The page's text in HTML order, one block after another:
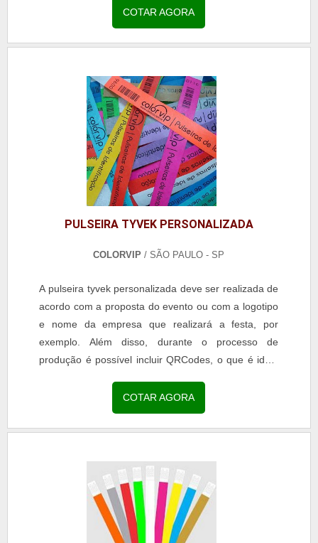
proporciona diversos benefícios para os usuários e
pode ser utilizado também para eventos adultos,
pois possui toda a elegância necessária para ofere...
COTAR AGORA
PULSEIRA TYVEK PERSONALIZADA
COLORVIP/ SÃO PAULO - SP
A pulseira tyvek personalizada deve ser realizada de
acordo com a proposta do evento ou com a logotipo
e nome da empresa que realizará a festa, por
exemplo. Além disso, durante o processo de
produção é possível incluir QRCodes, o que é ideal
SOBRE A PULSEIRA PERSONALIZADA Nesse caso,
é indicado que os clientes façam a escolha de cores
neutras, pois, assim, o processo de personalização
COTAR AGORA